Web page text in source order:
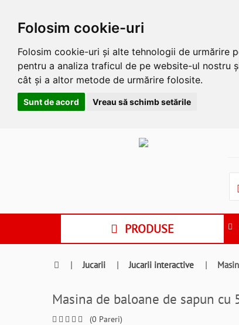
Folosim cookie-uri
Folosim cookie-uri și alte tehnologii de urmărire
pentru a analiza traficul de pe website-ul nostru
cât și a altor metode de urmărire folosite.
Sunt de acord Vreau să schimb setările
a
PRODUSE
| Jucarii | Jucarii interactive |
Masina de baloane de sapun
(0 Pareri)